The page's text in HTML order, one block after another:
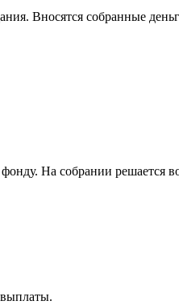
Вносятся собранные
На собрании решается